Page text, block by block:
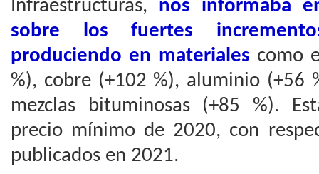
Infraestructuras, nos informaba
sobre los fuertes
produciendo en materiales como
%), cobre (+102 %), aluminio (+56
mezclas bituminosas (+85 %).
precio mínimo de 2020, con
publicados en 2021.